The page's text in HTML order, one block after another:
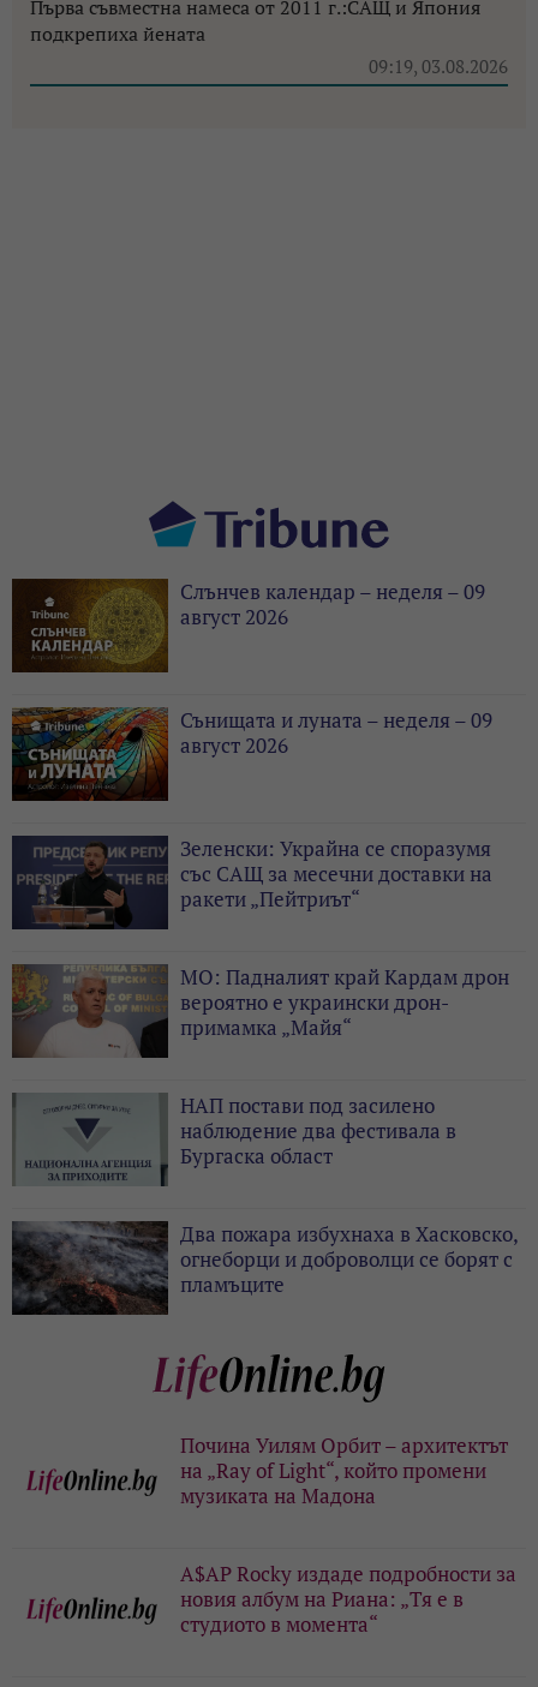
Първа съвместна намеса от 2011 г.:САЩ и Япония
подкрепиха йената
09:19, 03.08.2026
Слънчев календар – неделя – 09
август 2026
Сънищата и луната – неделя – 09
август 2026
Зеленски: Украйна се споразумя
със САЩ за месечни доставки на
ракети „Пейтриът“
МО: Падналият край Кардам дрон
вероятно е украински дрон-
примамка „Майя“
НАП постави под засилено
наблюдение два фестивала в
Бургаска област
Два пожара избухнаха в Хасковско,
огнеборци и доброволци се борят с
пламъците
Почина Уилям Орбит – архитектът
на „Ray of Light“, който промени
музиката на Мадона
A$AP Rocky издаде подробности за
новия албум на Риана: „Тя е в
студиото в момента“